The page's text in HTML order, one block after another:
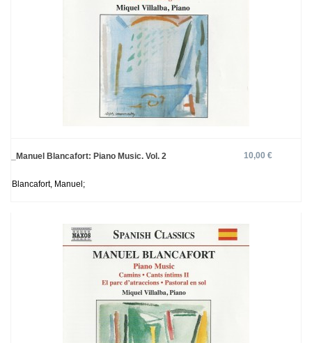
_Manuel Blancafort: Piano Music. Vol. 2 10,00 €
Blancafort, Manuel;